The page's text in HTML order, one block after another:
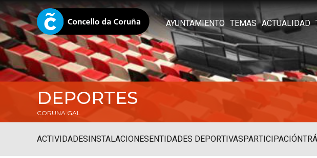
AYUNTAMIENTO TEMAS ACTUALIDAD
DEPORTES
CORUNA.GAL
ACTIVIDADESINSTALACIONESENTIDADES DEPORTIVASPARTICIPACIÓN